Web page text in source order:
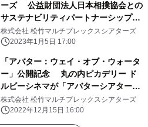
ーズ 公益財団法人日本相撲協会との
サステナビリティパートナーシップを
開始
株式会社 松竹マルチプレックスシアターズ
2023年1月5日 17:00
「アバター：ウェイ・オブ・ウォータ
ー」公開記念 丸の内ピカデリー ド
ルビーシネマが「アバターシアター」
に！ 12月16日(金)から期間限定展開
株式会社 松竹マルチプレックスシアターズ
2022年12月15日 16:00